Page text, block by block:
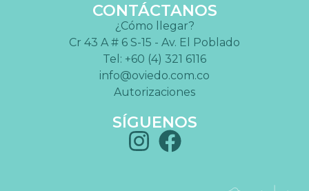
CONTÁCTANOS
¿Cómo llegar?
Cr 43 A # 6 S-15 - Av. El Poblado
Tel: +60 (4) 321 6116
info@oviedo.com.co
Autorizaciones
SÍGUENOS